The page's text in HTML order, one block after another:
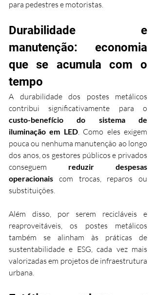
para pedestres e motoristas.
Durabilidade e
manutenção: economia
que se acumula com o
tempo
A durabilidade dos postes metálicos
custo-benefício do sistema de
iluminação em LED. Como eles exigem
pouca ou nenhuma manutenção ao longo
dos anos, os gestores públicos e privados
conseguem reduzir despesas
operacionais com trocas, reparos ou
substituições.
Além disso, por serem recicláveis e
reaproveitáveis, os postes metálicos
também se alinham às práticas de
sustentabilidade e ESG, cada vez mais
valorizadas em projetos de infraestrutura
urbana.